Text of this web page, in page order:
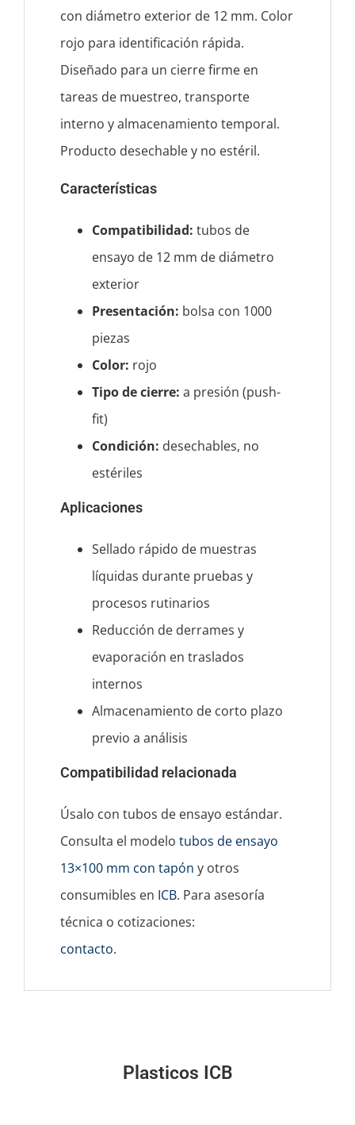
con diámetro exterior de 12 mm. Color
rojo para identificación rápida.
Diseñado para un cierre firme en
tareas de muestreo, transporte
interno y almacenamiento temporal.
Producto desechable y no estéril.
Características
Compatibilidad: tubos de
ensayo de 12 mm de diámetro
exterior
Presentación: bolsa con 1000
piezas
Color: rojo
Tipo de cierre: a presión (push-
fit)
Condición: desechables, no
estériles
Aplicaciones
Sellado rápido de muestras
líquidas durante pruebas y
procesos rutinarios
Reducción de derrames y
evaporación en traslados
internos
Almacenamiento de corto plazo
previo a análisis
Compatibilidad relacionada
Úsalo con tubos de ensayo estándar.
Consulta el modelo tubos de ensayo
13×100 mm con tapón y otros
consumibles en ICB. Para asesoría
técnica o cotizaciones:
contacto.
Plasticos ICB